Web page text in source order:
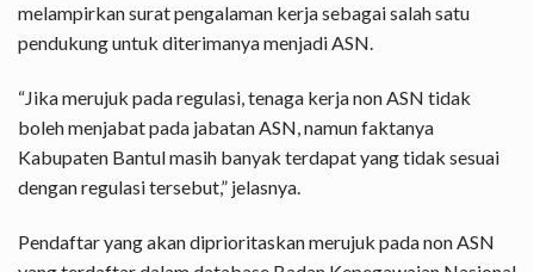
melampirkan surat pengalaman kerja sebagai salah satu
pendukung untuk diterimanya menjadi ASN.
“Jika merujuk pada regulasi, tenaga kerja non ASN tidak
boleh menjabat pada jabatan ASN, namun faktanya
Kabupaten Bantul masih banyak terdapat yang tidak sesuai
dengan regulasi tersebut,” jelasnya.
Pendaftar yang akan diprioritaskan merujuk pada non ASN